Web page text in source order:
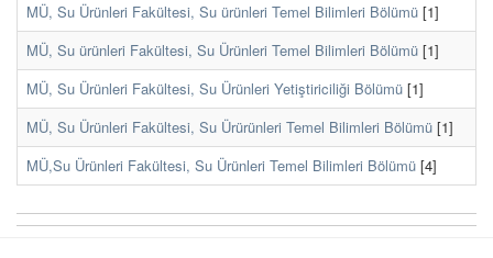
MÜ, Su Ürünleri Fakültesi, Su ürünleri Temel Bilimleri Bölümü [1]
MÜ, Su ürünleri Fakültesi, Su Ürünleri Temel Bilimleri Bölümü [1]
MÜ, Su Ürünleri Fakültesi, Su Ürünleri Yetiştiriciliği Bölümü [1]
MÜ, Su Ürünleri Fakültesi, Su Ürürünleri Temel Bilimleri Bölümü [1]
MÜ,Su Ürünleri Fakültesi, Su Ürünleri Temel Bilimleri Bölümü [4]